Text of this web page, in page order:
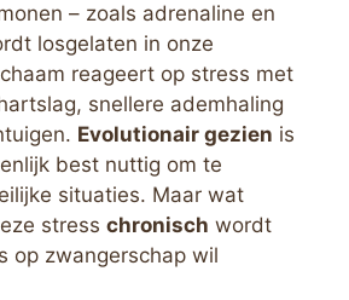
– zoals adrenaline en
losgelaten in onze
reageert op stress met
snellere ademhaling
Evolutionair gezien is
best nuttig om te
situaties. Maar wat
stress chronisch wordt
op zwangerschap wil